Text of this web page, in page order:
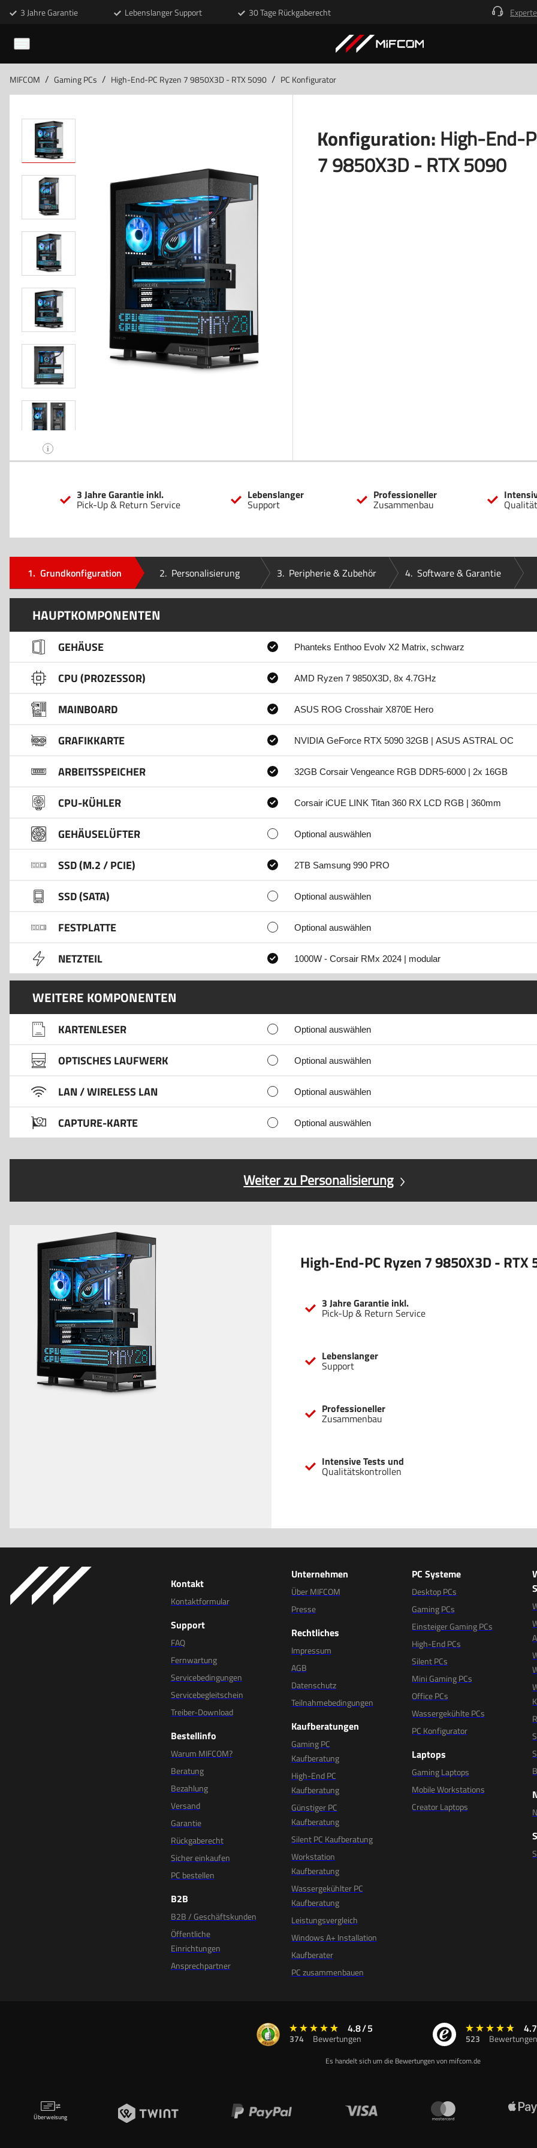
3 Jahre Garantie Lebenslanger Support 30 Tage Rückgaberecht
MIFCOM / Gaming PCs / High-End-PC Ryzen 7 9850X3D - RTX 5090 / PC Konfigurator
i
Konfiguration: High-End-
7 9850X3D - RTX 5090
3 Jahre Garantie inkl.
Pick-Up & Return Service
Lebenslanger
Support
Professioneller
Zusammenbau
1. Grundkonfiguration 2. Personalisierung 3. Peripherie & Zubehör 4. Software & Garantie
HAUPTKOMPONENTEN
GEHÄUSE Phanteks Enthoo Evolv X2 Matrix, schwarz
CPU (PROZESSOR) AMD Ryzen 7 9850X3D, 8x 4.7GHz
MAINBOARD ASUS ROG Crosshair X870E Hero
GRAFIKKARTE NVIDIA GeForce RTX 5090 32GB | ASUS ASTRAL OC
ARBEITSSPEICHER 32GB Corsair Vengeance RGB DDR5-6000 | 2x 16GB
CPU-KÜHLER Corsair iCUE LINK Titan 360 RX LCD RGB | 360mm
GEHÄUSELÜFTER Optional auswählen
SSD (M.2 / PCIE) 2TB Samsung 990 PRO
SSD (SATA) Optional auswählen
FESTPLATTE Optional auswählen
NETZTEIL 1000W - Corsair RMx 2024 | modular
WEITERE KOMPONENTEN
KARTENLESER Optional auswählen
OPTISCHES LAUFWERK Optional auswählen
LAN / WIRELESS LAN Optional auswählen
CAPTURE-KARTE Optional auswählen
Weiter zu Personalisierung
High-End-PC Ryzen 7 9850X3D - RTX
3 Jahre Garantie inkl.
Pick-Up & Return Service
Lebenslanger
Support
Professioneller
Zusammenbau
Intensive Tests und
Qualitätskontrollen
Kontakt
Kontaktformular
Support
FAQ
Fernwartung
Servicebedingungen
Servicebegleitschein
Treiber-Download
Bestellinfo
Warum MIFCOM?
Beratung
Bezahlung
Versand
Garantie
Rückgaberecht
Sicher einkaufen
PC bestellen
B2B
B2B / Geschäftskunden
Öffentliche
Einrichtungen
Ansprechpartner
Unternehmen
Über MIFCOM
Presse
Rechtliches
Impressum
AGB
Datenschutz
Teilnahmebedingungen
Kaufberatungen
Gaming PC
Kaufberatung
High-End PC
Kaufberatung
Günstiger PC
Kaufberatung
Silent PC Kaufberatung
Workstation
Kaufberatung
Wassergekühlter PC
Kaufberatung
Leistungsvergleich
Windows A+ Installation
Kaufberater
PC zusammenbauen
PC Systeme
Desktop PCs
Gaming PCs
Einsteiger Gaming PCs
High-End PCs
Silent PCs
Mini Gaming PCs
Office PCs
Wassergekühlte PCs
PC Konfigurator
Laptops
Gaming Laptops
Mobile Workstations
Creator Laptops
4.8/5
374 Bewertungen
4.7
523 Bewertungen
Es handelt sich um die Bewertungen von mifcom.de
Überweisung